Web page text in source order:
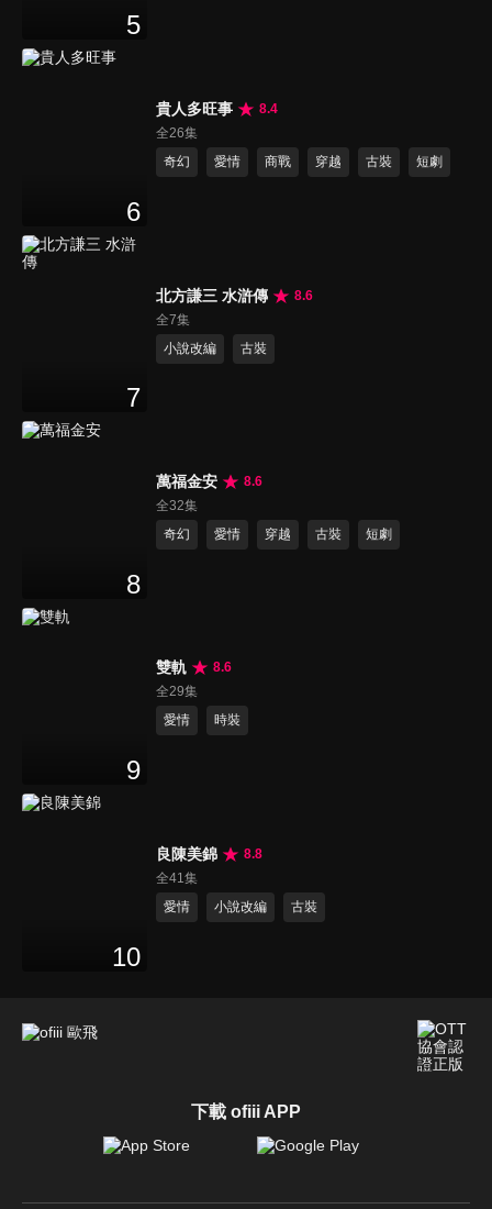
5
6
貴人多旺事
8.4
全26集
奇幻
愛情 商戰 穿越 古裝 短劇
7
北方謙三 水滸傳
8.6
全7集
小說改編
古裝
8
萬福金安
8.6
全32集
奇幻
愛情 穿越 古裝 短劇
9
雙軌
8.6
全29集
愛情
時裝
10
良陳美錦
8.8
全41集
愛情
小說改編 古裝
下載 ofiii APP